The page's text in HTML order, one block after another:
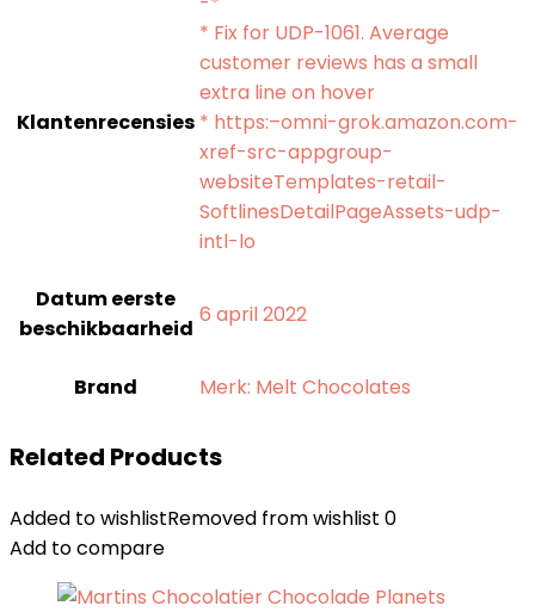
Klantenrecensies
* Fix for UDP-1061. Average
customer reviews has a small
extra line on hover
* https:–omni-grok.amazon.com-
xref-src-appgroup-
websiteTemplates-retail-
SoftlinesDetailPageAssets-udp-
intl-lo
Datum eerste
beschikbaarheid
6 april 2022
Brand Merk: Melt Chocolates
Related Products
Added to wishlistRemoved from wishlist 0
Add to compare